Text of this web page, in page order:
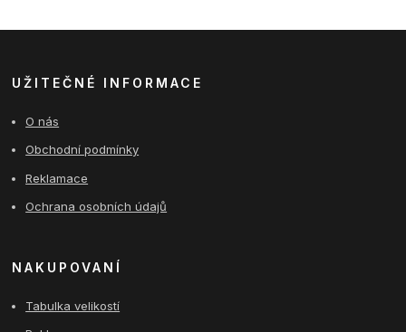
UŽITEČNÉ INFORMACE
O nás
Obchodní podmínky
Reklamace
Ochrana osobních údajů
NAKUPOVANÍ
Tabulka velikostí